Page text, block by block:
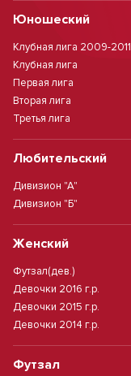
Юношеский
Клубная лига 2009-2011
Клубная лига
Первая лига
Вторая лига
Третья лига
Любительский
Дивизион "А"
Дивизион "Б"
Женский
Футзал(дев.)
Девочки 2016 г.р.
Девочки 2015 г.р.
Девочки 2014 г.р.
Футзал